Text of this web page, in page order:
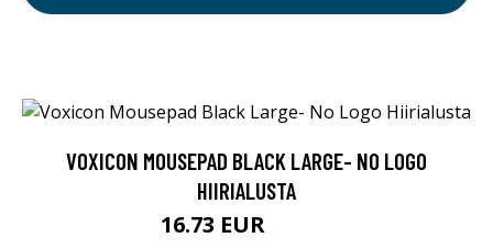
VOXICON MOUSEPAD BLACK LARGE- NO LOGO
HIIRIALUSTA
16.73 EUR